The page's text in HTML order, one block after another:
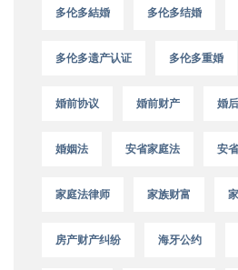
多伦多結婚 多伦多结婚
多伦多遗产认证 多伦多重婚
婚前协议 婚前财产 婚
婚姻法 安省家庭法 安
家庭法律师 家族财富
房产财产纠纷 海牙公约